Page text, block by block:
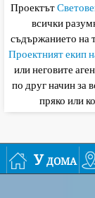
Проектът
всички
съдържанието на
Проектният екип
или неговите
по друг начин за
пряко или
У дома